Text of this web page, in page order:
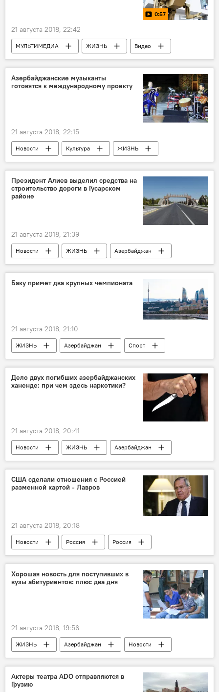
0:57
21 августа 2018, 22:42
МУЛЬТИМЕДИА ЖИЗНЬ
Видео
Новости
Россия
Азербайджанские музыканты
готовятся к международному проекту
21 августа 2018, 22:15
Новости Культура
ЖИЗНЬ
Азербайджан
Президент Алиев выделил средства на
строительство дороги в Гусарском
районе
21 августа 2018, 21:39
Новости ЖИЗНЬ
Азербайджан
строительство дороги
Баку примет два крупных чемпионата
21 августа 2018, 21:10
ЖИЗНЬ Азербайджан
Спорт
Новости
Баку
Дело двух погибших азербайджанских
ханенде: при чем здесь наркотики?
21 августа 2018, 20:41
Новости ЖИЗНЬ
Азербайджан
Происшествия
наркотики
США сделали отношения с Россией
разменной картой - Лавров
21 августа 2018, 20:18
Новости Россия
Россия
США
Сергей Лавров
Хорошая новость для поступивших в
вузы абитуриентов: плюс два дня
21 августа 2018, 19:56
ЖИЗНЬ Азербайджан
Новости
Экзамены-2018
Абитуриенты
Учебный год 2018/2019
Актеры театра ADO отправляются в
Грузию